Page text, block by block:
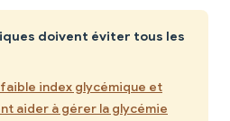
doivent éviter tous les
faible index glycémique et
aider à gérer la glycémie